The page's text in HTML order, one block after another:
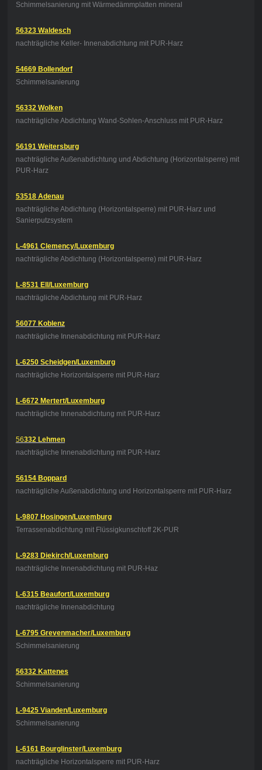
Schimmelsanierung mit Wärmedämmplatten mineral
56323 Waldesch
nachträgliche Keller- Innenabdichtung mit PUR-Harz
54669 Bollendorf
Schimmelsanierung
56332 Wolken
nachträgliche Abdichtung Wand-Sohlen-Anschluss mit PUR-Harz
56191 Weitersburg
nachträgliche Außenabdichtung und Abdichtung (Horizontalsperre) mit
PUR-Harz
53518 Adenau
nachträgliche Abdichtung (Horizontalsperre) mit PUR-Harz und
Sanierputzsystem
L-4961 Clemency/Luxemburg
nachträgliche Abdichtung (Horizontalsperre) mit PUR-Harz
L-8531 Ell/Luxemburg
nachträgliche Abdichtung mit PUR-Harz
56077 Koblenz
nachträgliche Innenabdichtung mit PUR-Harz
L-6250 Scheidgen/Luxemburg
nachträgliche Horizontalsperre mit PUR-Harz
L-6672 Mertert/Luxemburg
nachträgliche Innenabdichtung mit PUR-Harz
56332 Lehmen
nachträgliche Innenabdichtung mit PUR-Harz
56154 Boppard
nachträgliche Außenabdichtung und Horizontalsperre mit PUR-Harz
L-9807 Hosingen/Luxemburg
Terrassenabdichtung mit Flüssigkunschtoff 2K-PUR
L-9283 Diekirch/Luxemburg
nachträgliche Innenabdichtung mit PUR-Haz
L-6315 Beaufort/Luxemburg
nachträgliche Innenabdichtung
L-6795 Grevenmacher/Luxemburg
Schimmelsanierung
56332 Kattenes
Schimmelsanierung
L-9425 Vianden/Luxemburg
Schimmelsanierung
L-6161 Bourglinster/Luxemburg
nachträgliche Horizontalsperre mit PUR-Harz